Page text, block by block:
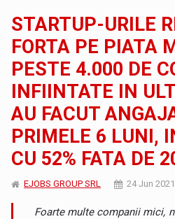
STARTUP-URILE
FORTA PE PIATA
PESTE 4.000 DE
INFIINTATE IN
AU FACUT
PRIMELE 6 LUNI,
CU 52% FATA DE
EJOBS GROUP SRL 24 Jun 2021
Foarte multe companii mici,